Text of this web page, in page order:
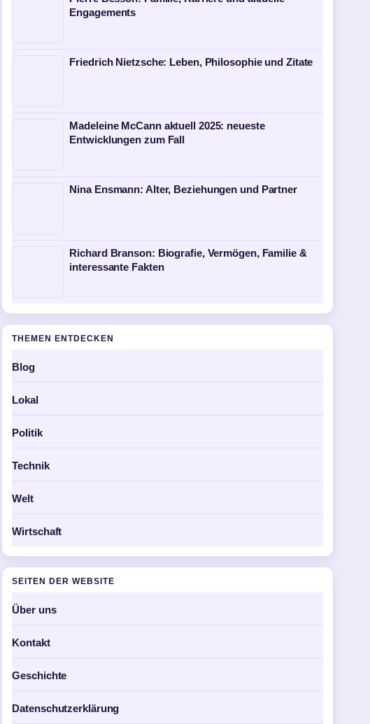
Engagements
Friedrich Nietzsche: Leben, Philosophie und Zitate
Madeleine McCann aktuell 2025: neueste
Entwicklungen zum Fall
Nina Ensmann: Alter, Beziehungen und Partner
Richard Branson: Biografie, Vermögen, Familie &
interessante Fakten
THEMEN ENTDECKEN
Blog
Lokal
Politik
Technik
Welt
Wirtschaft
SEITEN DER WEBSITE
Über uns
Kontakt
Geschichte
Datenschutzerklärung